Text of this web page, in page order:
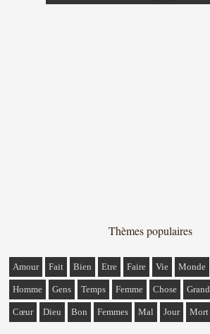
Thèmes populaires
Amour Fait Bien Etre Faire Vie Monde
Homme Gens Temps Femme Chose Grand
Cœur Dieu Bon Femmes Mal Jour Mort